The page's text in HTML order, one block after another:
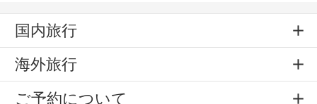
国内旅行
海外旅行
ご予約について